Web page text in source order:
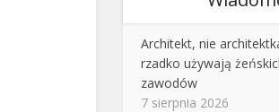
Architekt, nie
rzadko używają
zawodów
7 sierpnia 2026